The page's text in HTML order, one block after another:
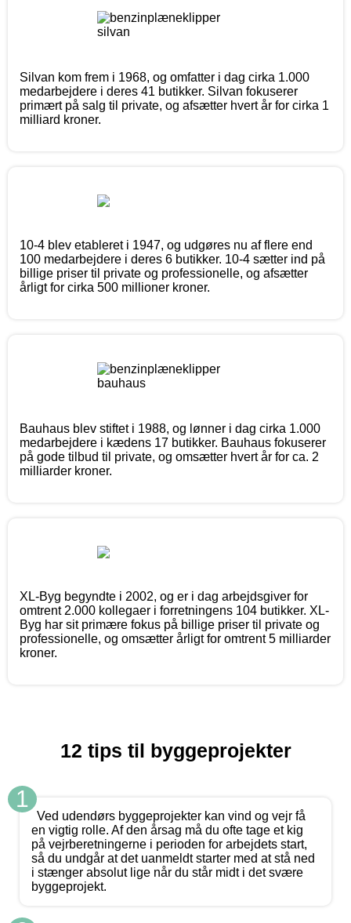
Silvan kom frem i 1968, og omfatter i dag cirka 1.000
medarbejdere i deres 41 butikker. Silvan fokuserer
primært på salg til private, og afsætter hvert år for cirka 1
milliard kroner.
10-4 blev etableret i 1947, og udgøres nu af flere end
100 medarbejdere i deres 6 butikker. 10-4 sætter ind på
billige priser til private og professionelle, og afsætter
årligt for cirka 500 millioner kroner.
Bauhaus blev stiftet i 1988, og lønner i dag cirka 1.000
medarbejdere i kædens 17 butikker. Bauhaus fokuserer
på gode tilbud til private, og omsætter hvert år for ca. 2
milliarder kroner.
XL-Byg begyndte i 2002, og er i dag arbejdsgiver for
omtrent 2.000 kollegaer i forretningens 104 butikker. XL-
Byg har sit primære fokus på billige priser til private og
professionelle, og omsætter årligt for omtrent 5 milliarder
kroner.
12 tips til byggeprojekter
1
Ved udendørs byggeprojekter kan vind og vejr få
en vigtig rolle. Af den årsag må du ofte tage et kig
på vejrberetningerne i perioden for arbejdets start,
så du undgår at det uanmeldt starter med at stå ned
i stænger absolut lige når du står midt i det svære
byggeprojekt.